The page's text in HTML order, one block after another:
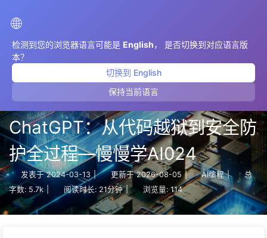
🌐
检测到您的浏览器语言可能是 English， 是否切换到对应语言版
本？
切换到 English
保持当前语言
【技术深度解析】探索
ChatGPT：从代码越狱到安全防
护全过程—慢慢学AI024
发表于 2024-03-13 | 更新于 2026-08-05 | AI编程 |
总
字数: 5.7k 阅读时长: 21分钟 | 浏览量: 114